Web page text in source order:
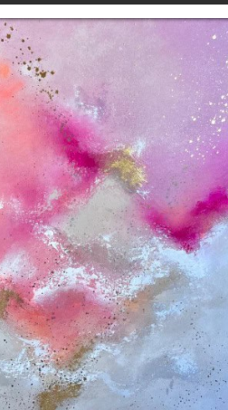
HEAR ME LOW (PART 1)
Inés Valls Fortuny
1.800€